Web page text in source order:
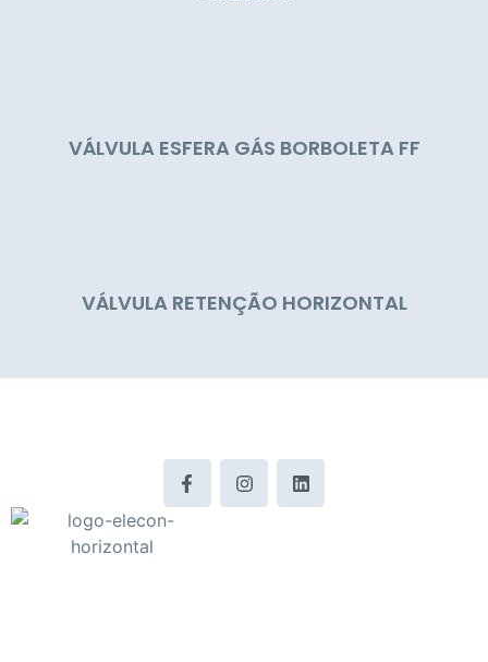
VÁLVULA ESFERA GÁS BORBOLETA FF
VÁLVULA RETENÇÃO HORIZONTAL